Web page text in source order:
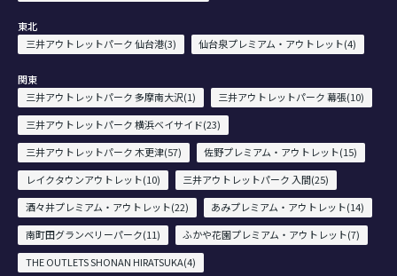
東北
三井アウトレットパーク 仙台港(3)
仙台泉プレミアム・アウトレット(4)
関東
三井アウトレットパーク 多摩南大沢(1)
三井アウトレットパーク 幕張(10)
三井アウトレットパーク 横浜ベイサイド(23)
三井アウトレットパーク 木更津(57)
佐野プレミアム・アウトレット(15)
レイクタウンアウトレット(10)
三井アウトレットパーク 入間(25)
酒々井プレミアム・アウトレット(22)
あみプレミアム・アウトレット(14)
南町田グランベリーパーク(11)
ふかや花園プレミアム・アウトレット(7)
THE OUTLETS SHONAN HIRATSUKA(4)